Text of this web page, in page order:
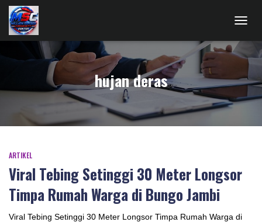
hujan deras
ARTIKEL
Viral Tebing Setinggi 30 Meter Longsor
Timpa Rumah Warga di Bungo Jambi
Viral Tebing Setinggi 30 Meter Longsor Timpa Rumah Warga di